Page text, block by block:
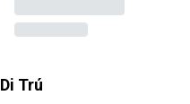
Di Trú